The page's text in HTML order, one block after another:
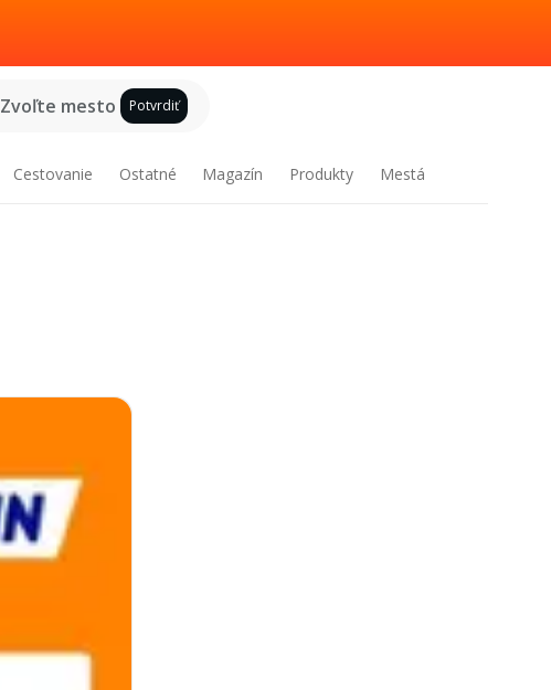
Zvoľte mesto Potvrdiť
Cestovanie Ostatné Magazín Produkty Mestá